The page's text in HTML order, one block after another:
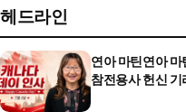
헤드라인
연아 마틴연아
참전용사 헌신